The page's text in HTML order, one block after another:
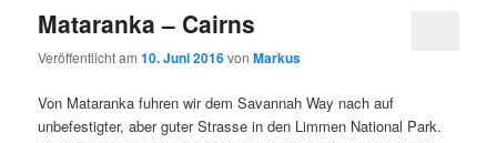
Mataranka – Cairns
Veröffentlicht am10. Juni 2016vonMarkus
Von Mataranka fuhren wir dem Savannah Way nach auf
unbefestigter, aber guter Strasse in den Limmen National Park.